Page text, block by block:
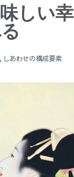
しい幸
しあわせの構成要素